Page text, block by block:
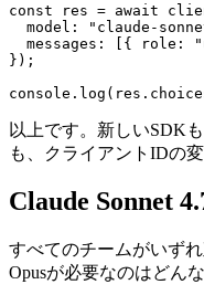
const res = await
model: "claude-
messages: [{ role:
});
以上です。新しいSDK
も、クライアントIDの
Claude Sonnet
すべてのチームがいず
Opusが必要なのはどん